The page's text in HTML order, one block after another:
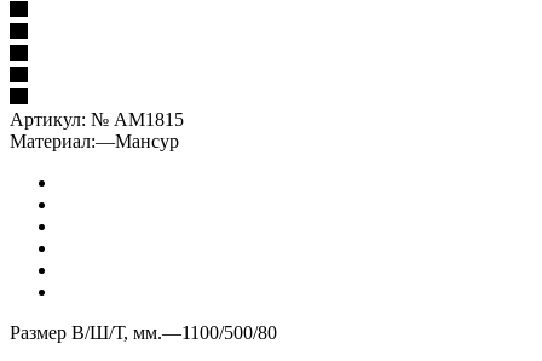
Артикул: № AM1815
Материал:—Мансур
Размер В/Ш/Т, мм.—1100/500/80